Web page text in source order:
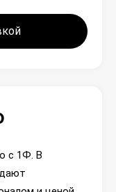
с 1Ф. В